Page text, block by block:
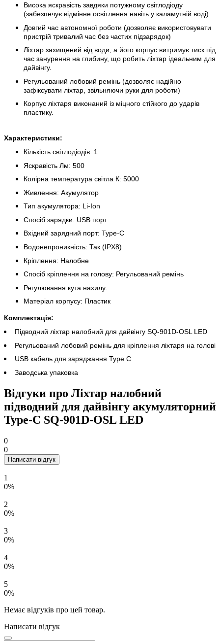
Висока яскравість завдяки потужному світлодіоду
(забезпечує відмінне освітлення навіть у каламутній воді)
Довгий час автономної роботи (дозволяє використовувати
пристрій тривалий час без частих підзарядок)
Ліхтар захищений від води, а його корпус витримує тиск під
час занурення на глибину, що робить ліхтар ідеальним для
дайвінгу.
Регульований лобовий ремінь (дозволяє надійно
зафіксувати ліхтар, звільняючи руки для роботи)
Корпус ліхтаря виконаний із міцного стійкого до ударів
пластику.
Характеристики:
Кількість світлодіодів: 1
Яскравість Лм: 500
Колірна температура світла К: 5000
Живлення: Акумулятор
Тип акумулятора: Li-Ion
Спосіб зарядки: USB порт
Вхідний зарядний порт: Type-C
Водонепроникність: Так (IPX8)
Кріплення: Налобне
Спосіб кріплення на голову: Регульований ремінь
Регулювання кута нахилу:
Матеріал корпусу: Пластик
Комплектація:
Підводний ліхтар налобний для дайвінгу SQ-901D-OSL LED
Регульований лобовий ремінь для кріплення ліхтаря на голові
USB кабель для заряджання Type C
Заводська упаковка
Відгуки про Ліхтар налобний
підводний для дайвінгу акумуляторний
Type-C SQ-901D-OSL LED
0
0
Написати відгук
1
0%
2
0%
3
0%
4
0%
5
0%
Немає відгуків про цей товар.
Написати відгук